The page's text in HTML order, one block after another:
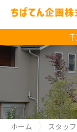
ホーム
スタッ